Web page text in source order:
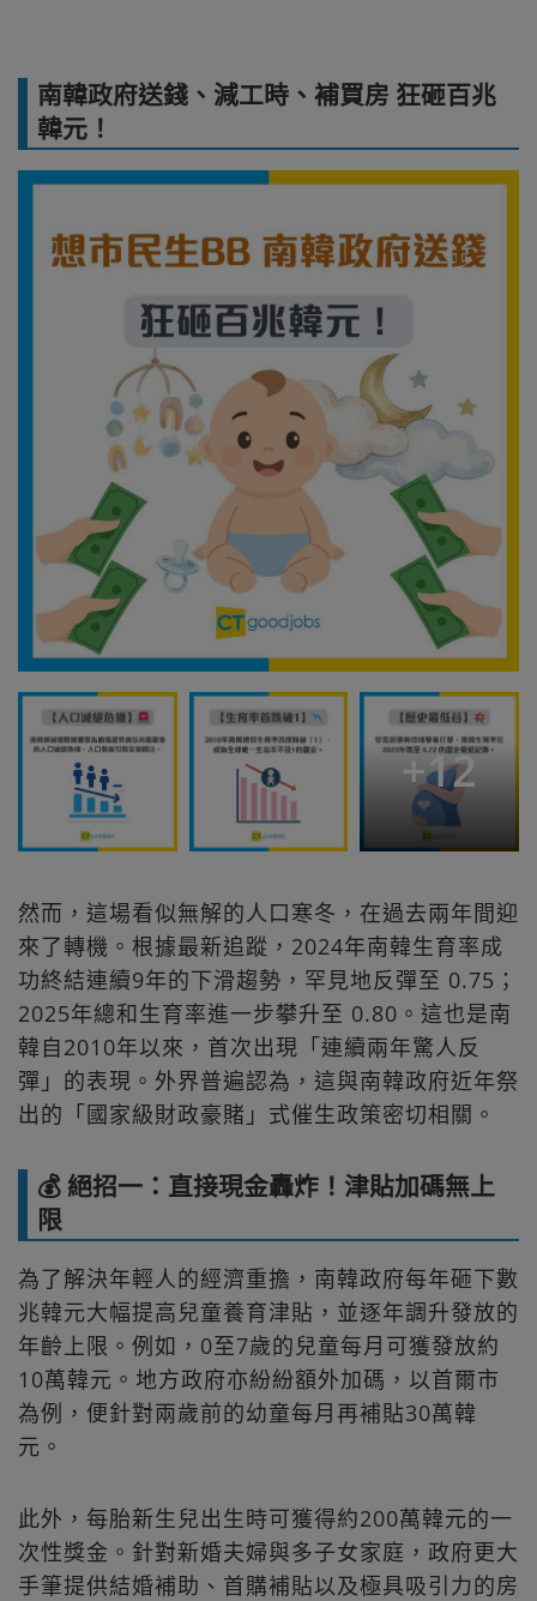
南韓政府送錢、減工時、補買房 狂砸百兆
韓元！
+12
然而，這場看似無解的人口寒冬，在過去兩年間迎
來了轉機。根據最新追蹤，2024年南韓生育率成
功終結連續9年的下滑趨勢，罕見地反彈至 0.75；
2025年總和生育率進一步攀升至 0.80。這也是南
韓自2010年以來，首次出現「連續兩年驚人反
彈」的表現。外界普遍認為，這與南韓政府近年祭
出的「國家級財政豪賭」式催生政策密切相關。
💰 絕招一：直接現金轟炸！津貼加碼無上
限
為了解決年輕人的經濟重擔，南韓政府每年砸下數
兆韓元大幅提高兒童養育津貼，並逐年調升發放的
年齡上限。例如，0至7歲的兒童每月可獲發放約
10萬韓元。地方政府亦紛紛額外加碼，以首爾市
為例，便針對兩歲前的幼童每月再補貼30萬韓
元。
此外，每胎新生兒出生時可獲得約200萬韓元的一
次性獎金。針對新婚夫婦與多子女家庭，政府更大
手筆提供結婚補助、首購補貼以及極具吸引力的房